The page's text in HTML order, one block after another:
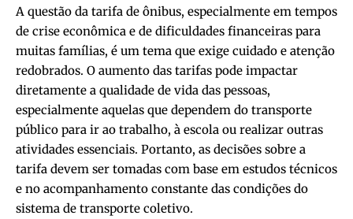
A questão da tarifa de ônibus, especialmente em tempos
de crise econômica e de dificuldades financeiras para
muitas famílias, é um tema que exige cuidado e atenção
redobrados. O aumento das tarifas pode impactar
diretamente a qualidade de vida das pessoas,
especialmente aquelas que dependem do transporte
público para ir ao trabalho, à escola ou realizar outras
atividades essenciais. Portanto, as decisões sobre a
tarifa devem ser tomadas com base em estudos técnicos
e no acompanhamento constante das condições do
sistema de transporte coletivo.